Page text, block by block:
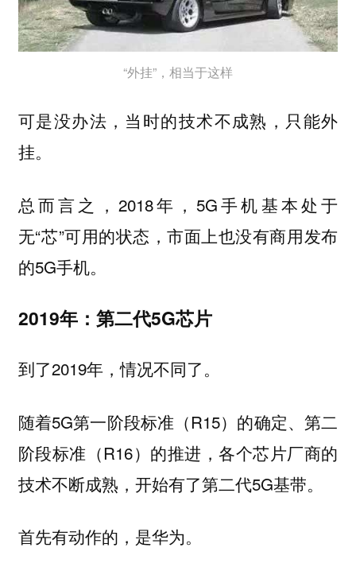
“外挂”，相当于这样
可是没办法，当时的技术不成熟，只能外
挂。
总而言之，2018年，5G手机基本处于
无“芯”可用的状态，市面上也没有商用发布
的5G手机。
2019年：第二代5G芯片
到了2019年，情况不同了。
随着5G第一阶段标准（R15）的确定、第二
阶段标准（R16）的推进，各个芯片厂商的
技术不断成熟，开始有了第二代5G基带。
首先有动作的，是华为。